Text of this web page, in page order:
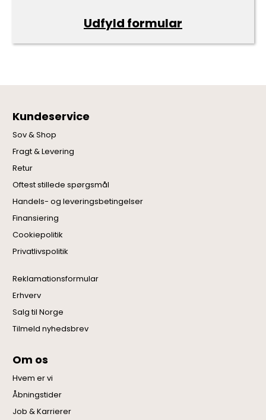
Udfyld formular
Kundeservice
Sov & Shop
Fragt & Levering
Retur
Oftest stillede spørgsmål
Handels- og leveringsbetingelser
Finansiering
Cookiepolitik
Privatlivspolitik
Reklamationsformular
Erhverv
Salg til Norge
Tilmeld nyhedsbrev
Om os
Hvem er vi
Åbningstider
Job & Karrierer